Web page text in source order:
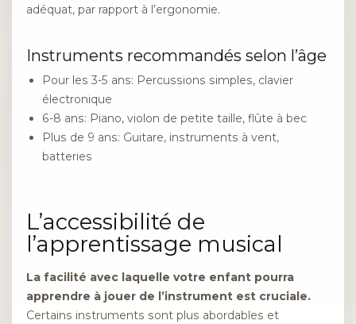
adéquat, par rapport à l’ergonomie.
Instruments recommandés selon l’âge
Pour les 3-5 ans: Percussions simples, clavier
électronique
6-8 ans: Piano, violon de petite taille, flûte à bec
Plus de 9 ans: Guitare, instruments à vent,
batteries
L’accessibilité de
l’apprentissage musical
La facilité avec laquelle votre enfant pourra
apprendre à jouer de l’instrument est cruciale.
Certains instruments sont plus abordables et